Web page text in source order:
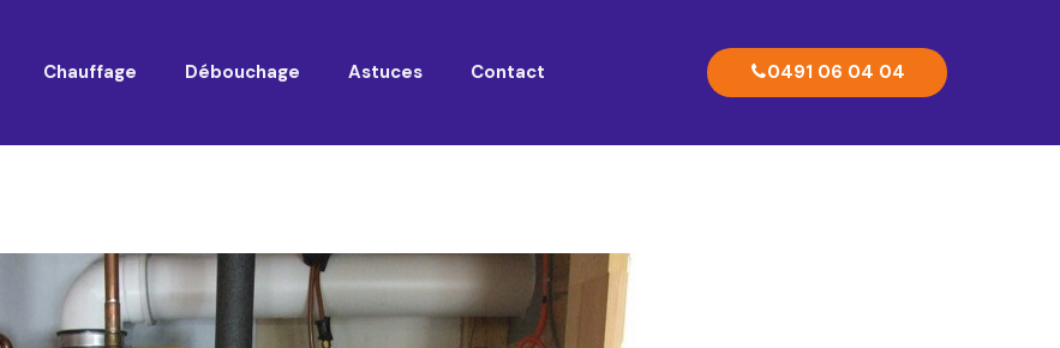
Chauffage Débouchage Astuces Contact 0491 06 04 04